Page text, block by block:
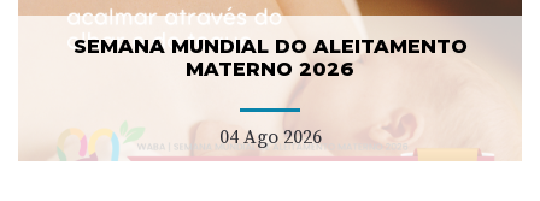
SEMANA MUNDIAL DO ALEITAMENTO
MATERNO 2026
04 Ago 2026